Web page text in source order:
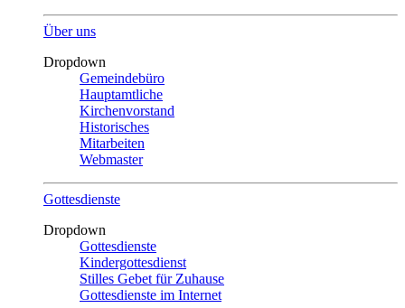
Über uns
Dropdown
Gemeindebüro
Hauptamtliche
Kirchenvorstand
Historisches
Mitarbeiten
Webmaster
Gottesdienste
Dropdown
Gottesdienste
Kindergottesdienst
Stilles Gebet für Zuhause
Gottesdienste im Internet